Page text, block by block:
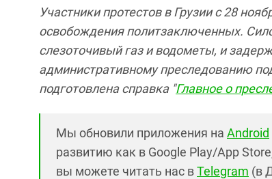
Участники протестов в Грузии с 28
освобождения политзаключенных.
слезоточивый газ и водометы, и
административному преследованию
подготовлена справка "Главное о
Мы обновили приложения на Android
развитию как в Google Play/App
вы можете читать нас вTelegram (в